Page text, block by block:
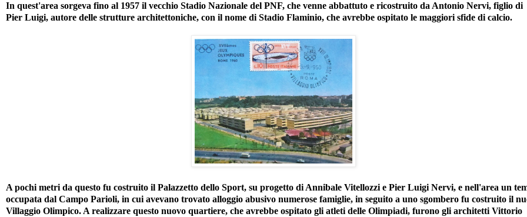
In quest'area sorgeva fino al 1957 il vecchio Stadio Nazionale del PNF, che venne abbattuto e ricostruito da Antonio Nervi, figlio di
Pier Luigi, autore delle strutture architettoniche, con il nome di Stadio Flaminio, che avrebbe ospitato le maggiori sfide di calcio.
A pochi metri da questo fu costruito il Palazzetto dello Sport, su progetto di Annibale Vitellozzi e Pier Luigi Nervi, e nell'area un
occupata dal Campo Parioli, in cui avevano trovato alloggio abusivo numerose famiglie, in seguito a uno sgombero fu costruito il
Villaggio Olimpico. A realizzare questo nuovo quartiere, che avrebbe ospitato gli atleti delle Olimpiadi, furono gli architetti Vittorio